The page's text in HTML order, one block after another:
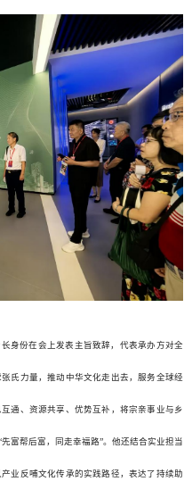
身份在会上发表主旨致辞，代表承办方对全
氏力量，推动中华文化走出去，服务全球经
通、资源共享、优势互补，将宗亲事业与乡
富帮后富，同走幸福路”。他还结合实业担当
业反哺文化传承的实践路径，表达了持续助